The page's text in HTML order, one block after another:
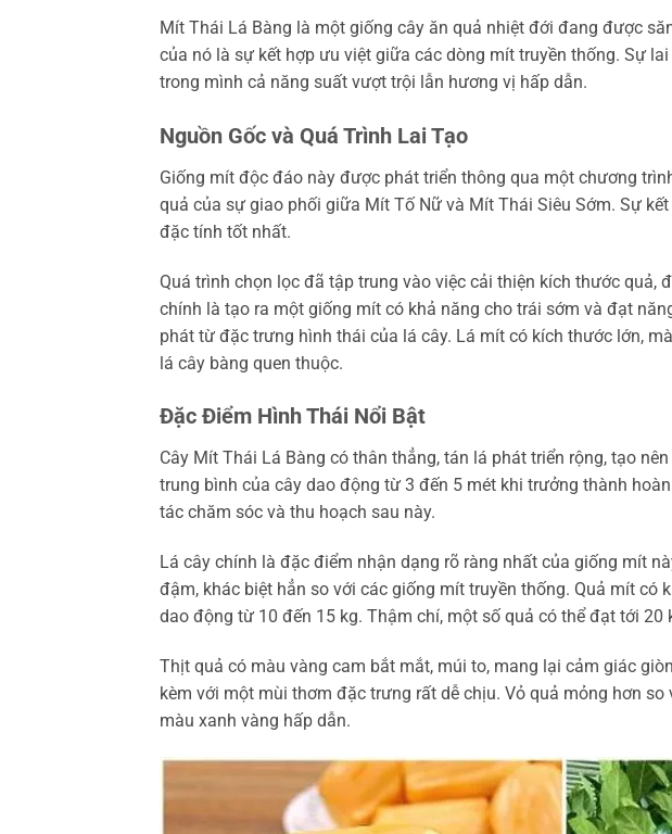
Mít Thái Lá Bàng là một giống cây ăn quả nhiệt đới đang được
của nó là sự kết hợp ưu việt giữa các dòng mít truyền thống. Sự
trong mình cả năng suất vượt trội lẫn hương vị hấp dẫn.
Nguồn Gốc và Quá Trình Lai Tạo
Giống mít độc đáo này được phát triển thông qua một chương
quả của sự giao phối giữa Mít Tố Nữ và Mít Thái Siêu Sớm. Sự
đặc tính tốt nhất.
Quá trình chọn lọc đã tập trung vào việc cải thiện kích thước quả,
chính là tạo ra một giống mít có khả năng cho trái sớm và đạt
phát từ đặc trưng hình thái của lá cây. Lá mít có kích thước lớn,
lá cây bàng quen thuộc.
Đặc Điểm Hình Thái Nổi Bật
Cây Mít Thái Lá Bàng có thân thẳng, tán lá phát triển rộng, tạo
trung bình của cây dao động từ 3 đến 5 mét khi trưởng thành
tác chăm sóc và thu hoạch sau này.
Lá cây chính là đặc điểm nhận dạng rõ ràng nhất của giống mít
đậm, khác biệt hẳn so với các giống mít truyền thống. Quả mít có
dao động từ 10 đến 15 kg. Thậm chí, một số quả có thể đạt tới
Thịt quả có màu vàng cam bắt mắt, múi to, mang lại cảm giác
kèm với một mùi thơm đặc trưng rất dễ chịu. Vỏ quả mỏng hơn
màu xanh vàng hấp dẫn.